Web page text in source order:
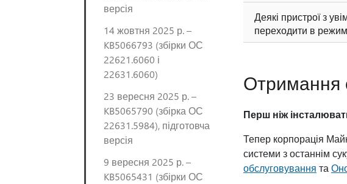
версія
14 жовтня 2025 р. –
KB5066793 (збірки ОС
22621.6060 і
22631.6060)
23 вересня 2025 р. –
KB5065790 (збірка ОС
22631.5984), підготовча
версія
9 вересня 2025 р. –
KB5065431 (збірки ОС
Деякі пристрої з
переходити в
Отримання
Перш ніж
Тепер корпорація
системи з останнім
обслуговування та